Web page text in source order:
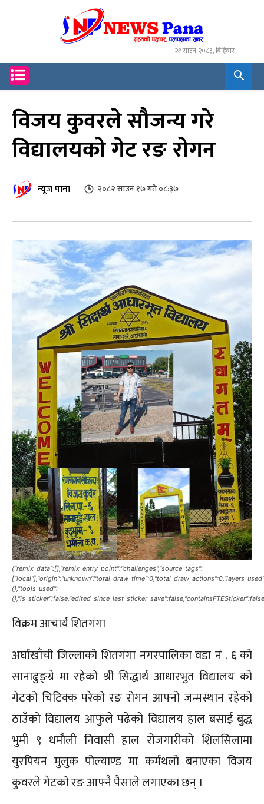
२१ साउन २०८३, बिहिबार
विजय कुवरले सौजन्य गरे
विद्यालयको गेट रङ रोगन
न्यूज पाना २०८२ साउन १७ गते ०८:३७
{"remix_data":[],"remix_entry_point":"challenges","source_tags":
{},"tools_used":
विक्रम आचार्य शितगंगा
अर्घाखाँची जिल्लाको शितगंगा नगरपालिका वडा नं . ६ को
सानाढुङ्ग्रे मा रहेको श्री सिद्धार्थ आधारभुत विद्यालय को
गेटको चिटिक्क परेको रङ रोगन आफ्नो जन्मस्थान रहेको
ठाउँको विद्यालय आफुले पढेको विद्यालय हाल बसाई बुद्ध
भुमी ९ धमौली निवासी हाल रोजगारीको शिलसिलामा
युरपियन मुलुक पोल्याण्ड मा कर्मथलो बनाएका विजय
कुवरले गेटको रङ आफ्नै पैसाले लगाएका छन् ।